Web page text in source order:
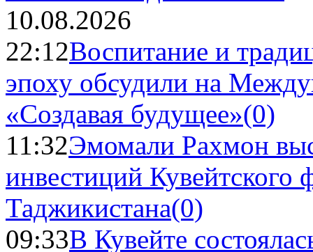
10.08.2026
22:12Воспитание и
эпоху обсудили на
«Создавая будущее»(0)
11:32Эмомали Рахмон
инвестиций Кувейтского
Таджикистана(0)
09:33В Кувейте